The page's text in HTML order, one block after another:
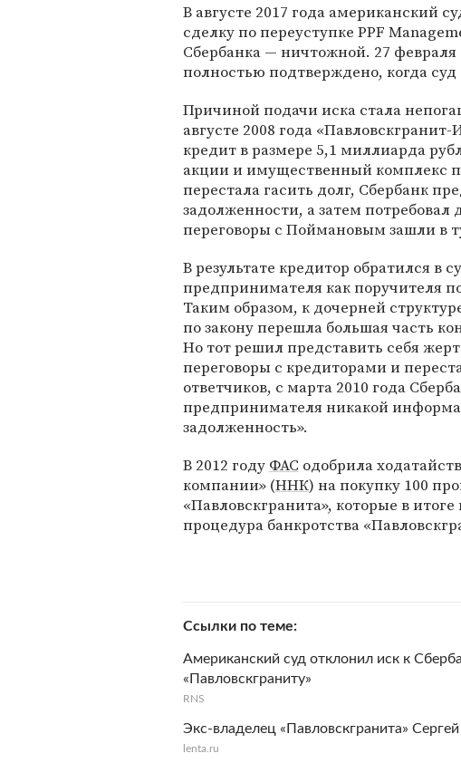
В августе 2017 года американский
сделку по переуступке PPF
Сбербанка — ничтожной. 27 февраля
полностью подтверждено, когда
Причиной подачи иска стала
августе 2008 года
кредит в размере 5,1 миллиарда
акции и имущественный комплекс
перестала гасить долг, Сбербанк
задолженности, а затем
переговоры с Поймановым зашли в
В результате кредитор обратился в
предпринимателя как поручителя
Таким образом, к дочерней
по закону перешла большая часть
Но тот решил представить себя
переговоры с кредиторами и
ответчиков, с марта 2010 года
предпринимателя никакой
задолженность».
В 2012 году ФАС одобрила
компании» (ННК) на покупку 100
«Павловскгранита», которые в
процедура банкротства
Ссылки по теме
Американский суд отклонил иск к
«Павловскграниту»
RNS
Экс-владелец «Павловскгранита»
lenta.ru